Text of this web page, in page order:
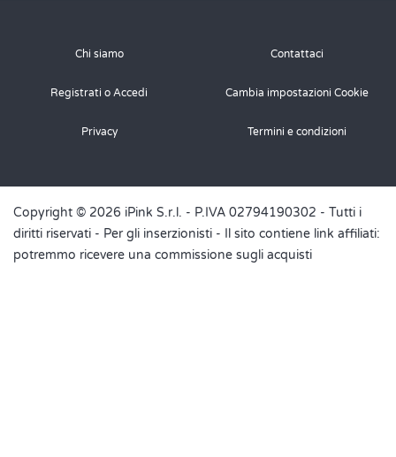
Chi siamo Contattaci
Registrati o Accedi Cambia impostazioni Cookie
Privacy Termini e condizioni
Copyright © 2026 iPink S.r.l. - P.IVA 02794190302 - Tutti i
diritti riservati - Per gli inserzionisti - Il sito contiene link affiliati:
potremmo ricevere una commissione sugli acquisti